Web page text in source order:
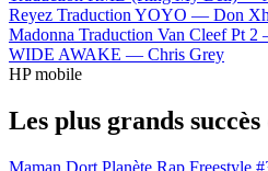
Reyez Traduction YOYO — Don
Madonna Traduction Van Cleef Pt
WIDE AWAKE — Chris Grey
HP mobile
Les plus grands succès